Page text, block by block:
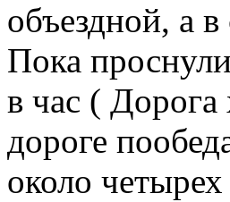
объездной, а
Пока
в час (
дороге
около